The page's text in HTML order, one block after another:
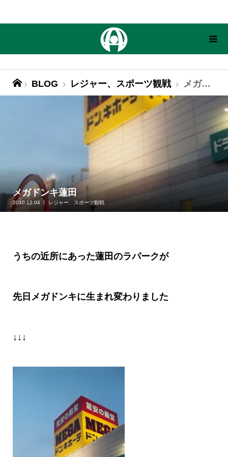
BLOG レジャー、スポーツ観戦 メガドンキ蓮田
メガドンキ蓮田
2010.12.04 レジャー、スポーツ観戦
うちの近所にあった蓮田のラパークが
先日メガドンキに生まれ変わりました
↓↓↓